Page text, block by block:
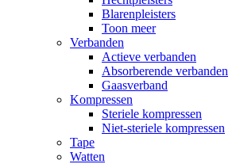
Blarenpleisters
Toon meer
Verbanden
Actieve verbanden
Absorberende verbanden
Gaasverband
Kompressen
Steriele kompressen
Niet-steriele kompressen
Tape
Watten